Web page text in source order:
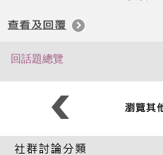
回話題總覽